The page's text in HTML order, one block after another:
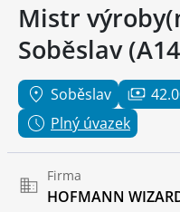
Mistr
Soběslav
Soběslav
Plný úvazek
Firma
HOFMANN